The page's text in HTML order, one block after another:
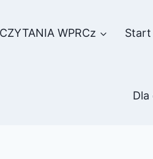
WPRCz Start